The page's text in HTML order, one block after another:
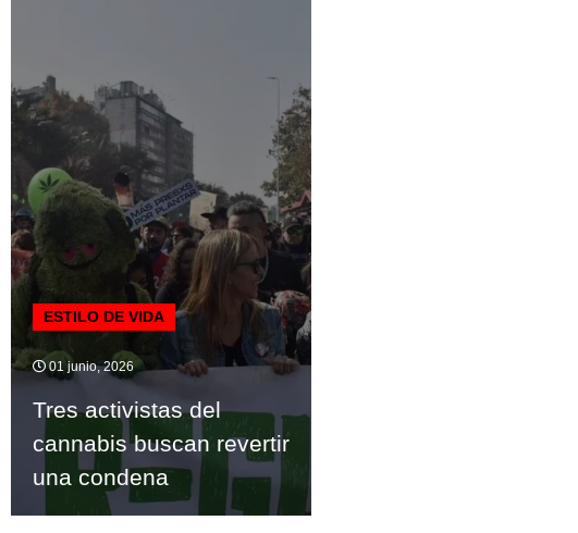
ESTILO DE VIDA
01 junio, 2026
Tres activistas del
cannabis buscan revertir
una condena